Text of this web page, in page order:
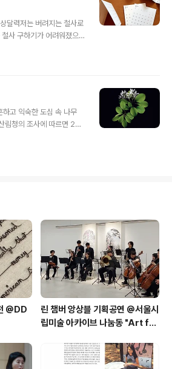
고자 했습니다.100번의
했습니다.http://yoaek.c
동안 한 주의 빠짐 없이
요일의 일과,잠시 멈춰 그
달력저는 버려지는 철사로
사 구하기가 어려워졌으
재료로 사용합니다. ​철
게 쓰고 버려지는 철사가
큼요. 전시, 강연과 워크
고 싶은 이야기 중 하나가
게 만들어지고 폐기되는
고 익숙한 도심 속 나무
림청의 조사에 따르면 202
, 배롱나무, 양버즘나무,
비로소 기후위기를 실감
느닷없이 '현재'에 마주한
고 여러 자료를 읽으며 나
는 것을 알게 되었다.이를
Trees Protect ( ..
@DD
린 챔버 앙상블 기획공연 @서울시
립미술 아카이브 나눔동 "Art for
의 소리와 색" 협업